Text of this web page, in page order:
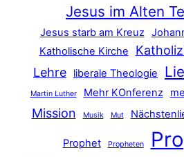
Jesus im Alten
Jesus starb am Kreuz
Katholische Kirche
Lehre liberale Theologie
Martin Luther Mehr KOnferenz
Mission Musik Mut
Prophet Propheten